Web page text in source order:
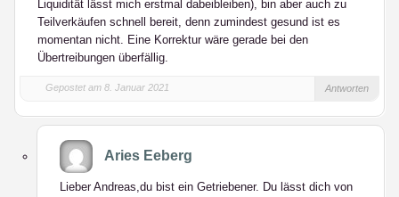
Liquidität lässt mich erstmal dabeibleiben), bin aber auch zu
Teilverkäufen schnell bereit, denn zumindest gesund ist es
momentan nicht. Eine Korrektur wäre gerade bei den
Übertreibungen überfällig.
Gepostet am 8. Januar 2021 Antworten
Aries Eeberg
Lieber Andreas,du bist ein Getriebener. Du lässt dich von